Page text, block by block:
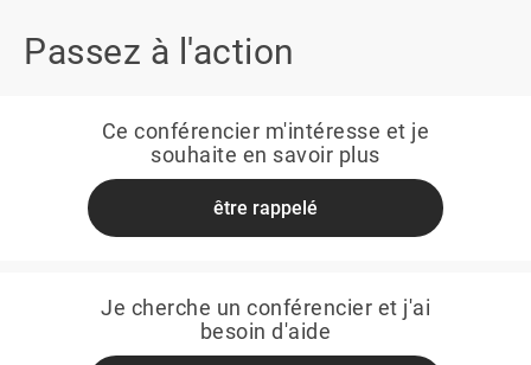
Passez à l'action
Ce conférencier m'intéresse et je
souhaite en savoir plus
être rappelé
Je cherche un conférencier et j'ai
besoin d'aide